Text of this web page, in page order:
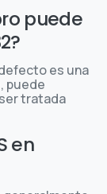
puede
es una
puede
tratada
en